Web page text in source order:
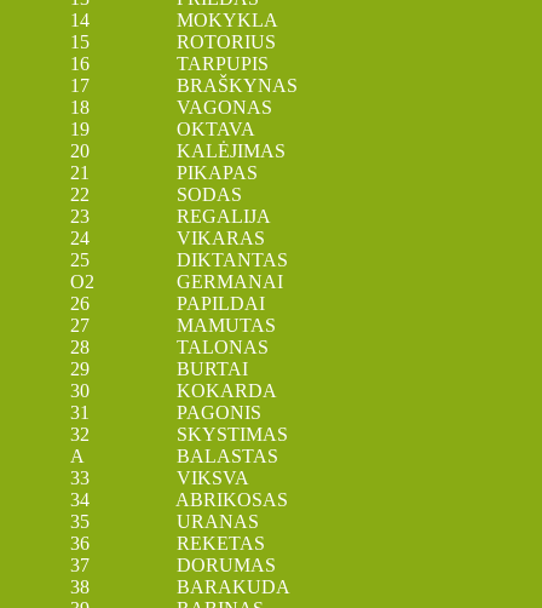
14 MOKYKLA
15 ROTORIUS
16 TARPUPIS
17 BRAŠKYNAS
18 VAGONAS
19 OKTAVA
20 KALĖJIMAS
21 PIKAPAS
22 SODAS
23 REGALIJA
24 VIKARAS
25 DIKTANTAS
O2 GERMANAI
26 PAPILDAI
27 MAMUTAS
28 TALONAS
29 BURTAI
30 KOKARDA
31 PAGONIS
32 SKYSTIMAS
A BALASTAS
33 VIKSVA
34 ABRIKOSAS
35 URANAS
36 REKETAS
37 DORUMAS
38 BARAKUDA